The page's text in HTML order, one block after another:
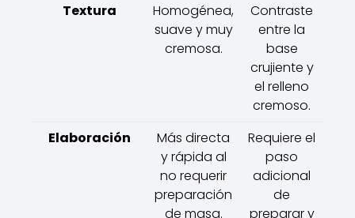
Textura
Homogénea,
suave y muy
cremosa.
Contraste
entre la
base
crujiente y
el relleno
cremoso.
Elaboración
Más directa
y rápida al
no requerir
preparación
de masa.
Requiere el
paso
adicional
de
preparar y